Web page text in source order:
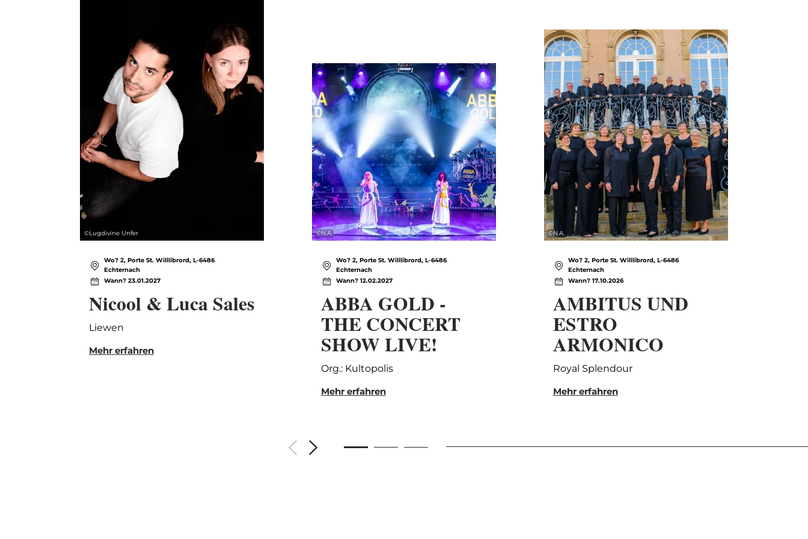
©Lugdivine Unfer
Wo? 2, Porte St. Willlibrord, L-6486
Echternach
Wann? 23.01.2027
Nicool & Luca Sales
Liewen
Mehr erfahren
©N.A.
Wo? 2, Porte St. Willlibrord, L-6486
Echternach
Wann? 12.02.2027
ABBA GOLD -
THE CONCERT
SHOW LIVE!
Org.: Kultopolis
Mehr erfahren
©N.A.
Wo? 2, Porte St. Willlibrord, L-6486
Echternach
Wann? 17.10.2026
AMBITUS UND
ESTRO
ARMONICO
Royal Splendour
Mehr erfahren